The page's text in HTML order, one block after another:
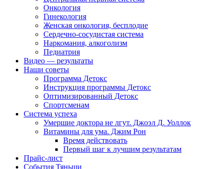
Онкология
Гинекология
Женская онкология, бесплодие
Сердечно-сосудистая система
Наркомания, алкоголизм
Педиатрия
Видео — результаты
Наши советы
Программа Детокс
Инструкция программы Детокс
Оптимизированный Детокс
Спортсменам
Система успеха
Умершие доктора не лгут. Джоэл Д. Уоллок
Витамины для ума. Джим Рон
Время действовать
Первый шаг к лучшим результатам
Прайс-лист
События Тяньши